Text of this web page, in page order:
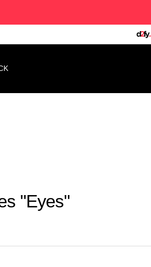
"Eyes"